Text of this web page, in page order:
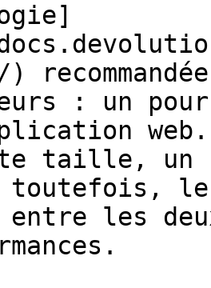
)
: un
taille, un
les
entre les